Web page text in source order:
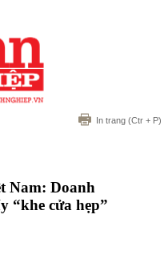
In trang (Ctr + P)
Nam: Doanh
“khe cửa hẹp”